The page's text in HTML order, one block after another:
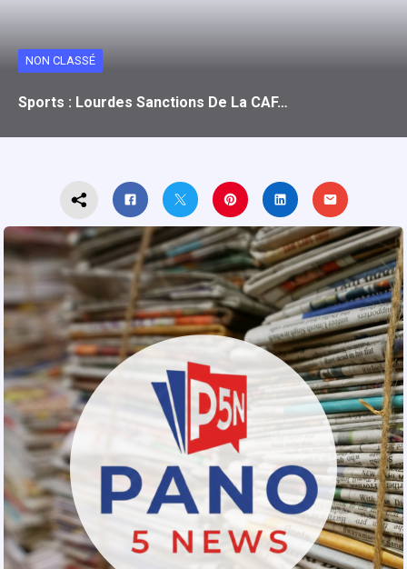
NON CLASSÉ
Sports : Lourdes Sanctions De La CAF…